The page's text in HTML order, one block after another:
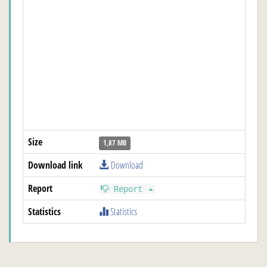
Size 1,87 MB
Download link
Download
Report
Report
Statistics Statistics